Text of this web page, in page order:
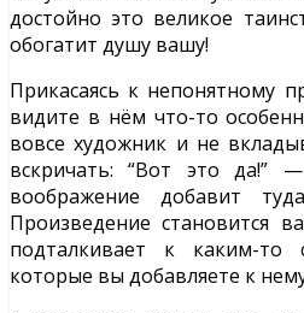
достойно это великое
обогатит душу вашу!
Прикасаясь к непонятному
видите в нём что-то
вовсе художник и не
вскричать: “Вот это да!”
воображение добавит
Произведение становится
подталкивает к каким-то
которые вы добавляете к